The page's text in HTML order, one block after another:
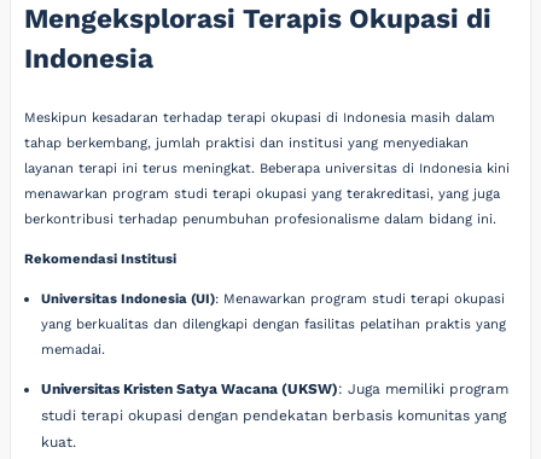
Mengeksplorasi Terapis Okupasi di
Indonesia
Meskipun kesadaran terhadap terapi okupasi di Indonesia masih dalam
tahap berkembang, jumlah praktisi dan institusi yang menyediakan
layanan terapi ini terus meningkat. Beberapa universitas di Indonesia kini
menawarkan program studi terapi okupasi yang terakreditasi, yang juga
berkontribusi terhadap penumbuhan profesionalisme dalam bidang ini.
Rekomendasi Institusi
Universitas Indonesia (UI): Menawarkan program studi terapi okupasi
yang berkualitas dan dilengkapi dengan fasilitas pelatihan praktis yang
memadai.
Universitas Kristen Satya Wacana (UKSW): Juga memiliki program
studi terapi okupasi dengan pendekatan berbasis komunitas yang
kuat.